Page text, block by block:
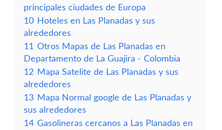
principales ciudades de Europa
10 Hoteles en Las Planadas y sus
alrededores
11 Otros Mapas de Las Planadas en
Departamento de La Guajira - Colombia
12 Mapa Satelite de Las Planadas y sus
alrededores
13 Mapa Normal google de Las Planadas y
sus alrededores
14 Gasolineras cercanos a Las Planadas en